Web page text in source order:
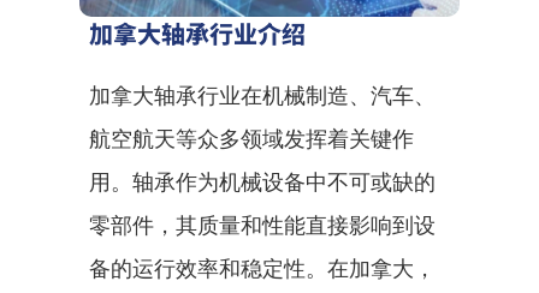
加拿大轴承行业介绍
加拿大轴承行业在机械制造、汽车、
航空航天等众多领域发挥着关键作
用。轴承作为机械设备中不可或缺的
零部件，其质量和性能直接影响到设
备的运行效率和稳定性。在加拿大，